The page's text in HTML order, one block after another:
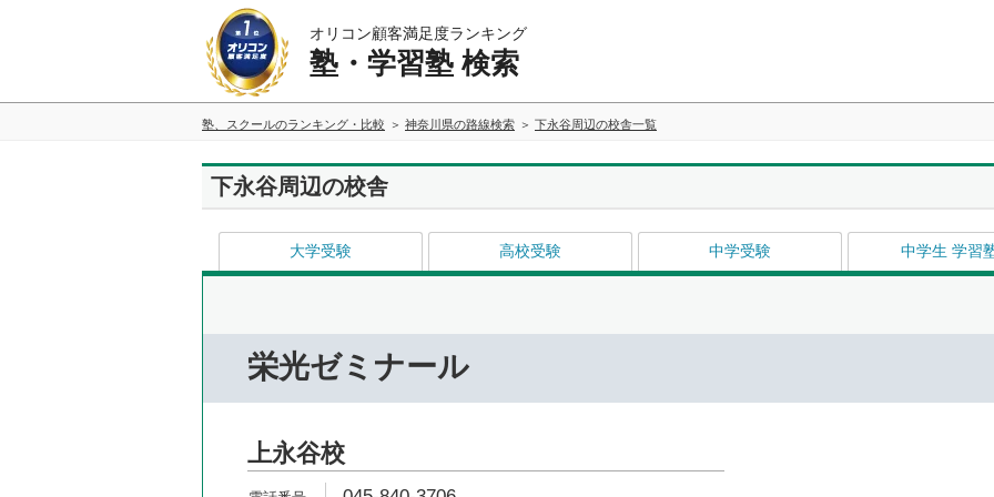
オリコン顧客満足度ランキング
塾・学習塾 検索
塾、スクールのランキング・比較 神奈川県の路線検索 下永谷周辺の校舎一覧
下永谷周辺の校舎
大学受験 高校受験 中学受験 中学生 学習
栄光ゼミナール
上永谷校